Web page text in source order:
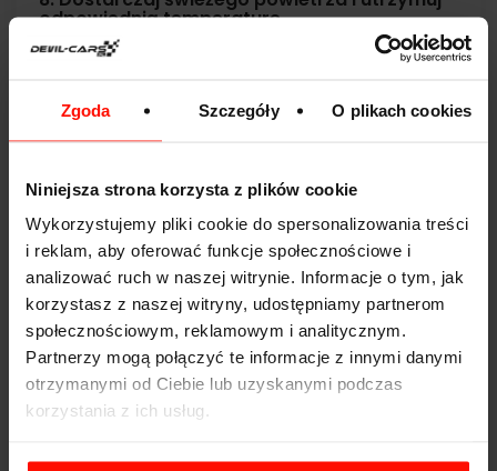
Zgoda Szczegóły O plikach cookies
Niniejsza strona korzysta z plików cookie
Wykorzystujemy pliki cookie do spersonalizowania treści
i reklam, aby oferować funkcje społecznościowe i
analizować ruch w naszej witrynie. Informacje o tym, jak
korzystasz z naszej witryny, udostępniamy partnerom
społecznościowym, reklamowym i analitycznym.
Partnerzy mogą połączyć te informacje z innymi danymi
otrzymanymi od Ciebie lub uzyskanymi podczas
korzystania z ich usług.
odpowiednią temperaturę
Dopasuj temperaturę wewnątrz samochodu do swoich
lub otwórz szyby, aby przewietrzyć pojazd. Zapewnienie
odpowiedniego komfortu termicznego pomoże
Wautach z klimatyzacjąwarto od czasu do czasu
dostarczyć trochę świeżego powietrza z zewnątrz.
Klimatyzacja może powodować suchość powietrza, co
może prowadzić do dyskomfortu dla oczu. Aby temu
zapobiec, uchyl szyby, co umożliwi cyrkulację
wilgotniejszego powietrza. Jeśli odczuwasz suchość w
oczach, zatrzymaj się i przemyj je wodą lub użyj kropli
nawilżających.
wewnątrz samochodu jest zbyt ciepło i “miło”, istnieje